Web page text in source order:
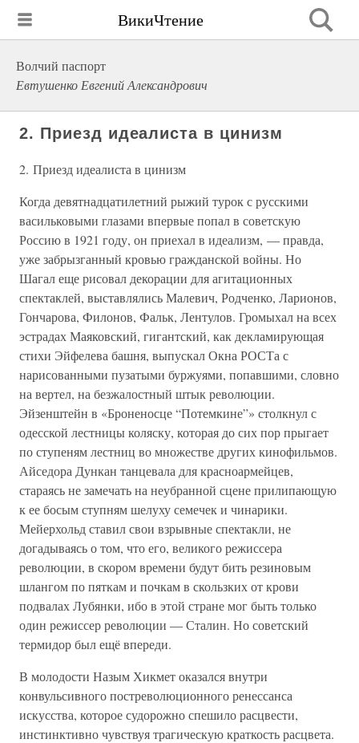
ВикиЧтение
Волчий паспорт
Евтушенко Евгений Александрович
2. Приезд идеалиста в цинизм
2. Приезд идеалиста в цинизм
Когда девятнадцатилетний рыжий турок с русскими
васильковыми глазами впервые попал в советскую
Россию в 1921 году, он приехал в идеализм, — правда,
уже забрызганный кровью гражданской войны. Но
Шагал еще рисовал декорации для агитационных
спектаклей, выставлялись Малевич, Родченко, Ларионов,
Гончарова, Филонов, Фальк, Лентулов. Громыхал на всех
эстрадах Маяковский, гигантский, как декламирующая
стихи Эйфелева башня, выпускал Окна РОСТа с
нарисованными пузатыми буржуями, попавшими, словно
на вертел, на безжалостный штык революции.
Эйзенштейн в «Броненосце “Потемкине”» столкнул с
одесской лестницы коляску, которая до сих пор прыгает
по ступеням лестниц во множестве других кинофильмов.
Айседора Дункан танцевала для красноармейцев,
стараясь не замечать на неубранной сцене прилипающую
к ее босым ступням шелуху семечек и чинарики.
Мейерхольд ставил свои взрывные спектакли, не
догадываясь о том, что его, великого режиссера
революции, в скором времени будут бить резиновым
шлангом по пяткам и почкам в скользких от крови
подвалах Лубянки, ибо в этой стране мог быть только
один режиссер революции — Сталин. Но советский
термидор был ещё впереди.
В молодости Назым Хикмет оказался внутри
конвульсивного постреволюционного ренессанса
искусства, которое судорожно спешило расцвести,
инстинктивно чувствуя трагическую краткость расцвета.